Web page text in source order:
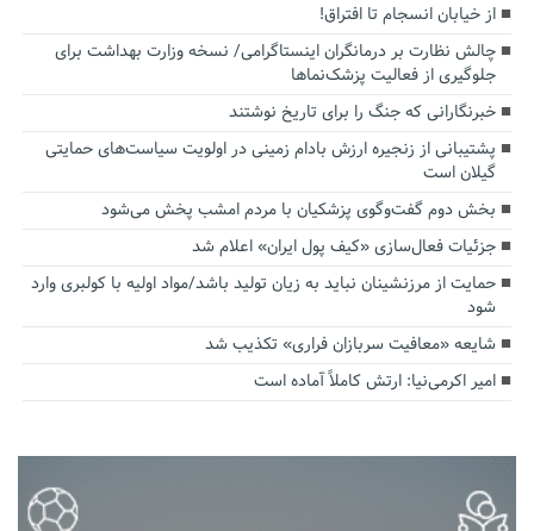
از خیابان انسجام تا افتراق!
چالش نظارت بر درمانگران اینستاگرامی/ نسخه وزارت بهداشت برای
جلوگیری از فعالیت پزشک‌نماها
خبرنگارانی که جنگ را برای تاریخ نوشتند
پشتیبانی از زنجیره ارزش بادام زمینی در اولویت سیاست‌های حمایتی
گیلان است
بخش دوم گفت‌وگوی پزشکیان با مردم امشب پخش می‌شود
جزئیات فعال‌سازی «کیف پول ایران» اعلام شد
حمایت از مرزنشینان نباید به زیان تولید باشد/مواد اولیه با کولبری وارد
شود
شایعه «معافیت سربازان فراری» تکذیب شد
امیر اکرمی‌نیا: ارتش کاملاً آماده است